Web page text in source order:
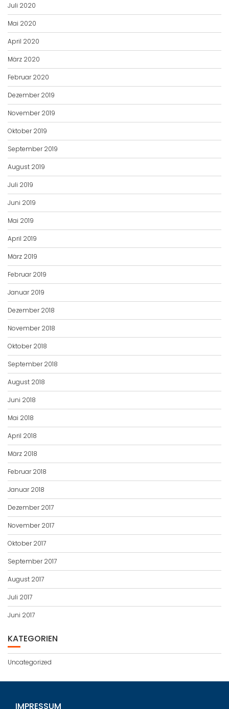
Juli 2020
Mai 2020
April 2020
März 2020
Februar 2020
Dezember 2019
November 2019
Oktober 2019
September 2019
August 2019
Juli 2019
Juni 2019
Mai 2019
April 2019
März 2019
Februar 2019
Januar 2019
Dezember 2018
November 2018
Oktober 2018
September 2018
August 2018
Juni 2018
Mai 2018
April 2018
März 2018
Februar 2018
Januar 2018
Dezember 2017
November 2017
Oktober 2017
September 2017
August 2017
Juli 2017
Juni 2017
KATEGORIEN
Uncategorized
IMPRESSUM